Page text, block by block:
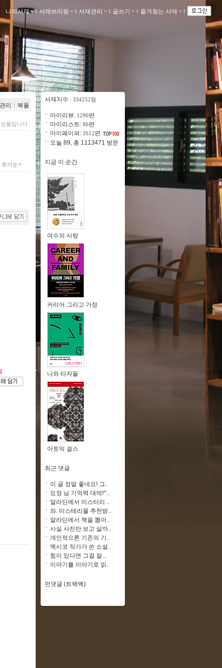
나의서재 ｌ 서재브리핑 ｌ 서재관리 ｌ 글쓰기 ｌ 즐겨찾는 서재 ｌ
리 ｌ 북플
품입니다.
추가순
서재지수 : 334252점
마이리뷰: 1290편
마이리스트: 86편
마이페이퍼: 2612편
오늘 89, 총 1113471 방문
지금 이 순간
여수의 사랑
커리어 그리고 가정
나와 타자들
아토믹 걸스
최근 댓글
이 글 정말 좋네요! 그..
요정 님 기억력 대박!^..
알라딘에서 미스터리 ..
와. 미스테리물 추천받..
알라딘에서 책을 뽑아..
사실 사진만 보고 살까..
개인적으론 기존의 기..
멕시코 작가가 쓴 소설..
힘이 있다면 그걸 잘 ..
이야기를 이야기로 읽..
먼댓글 (트랙백)